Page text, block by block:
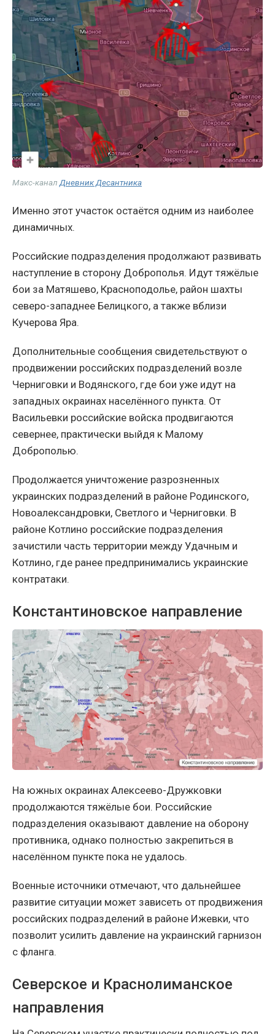
Макс-канал Дневник Десантника
Именно этот участок остаётся одним из наиболее
динамичных.
Российские подразделения продолжают развивать
наступление в сторону Доброполья. Идут тяжёлые
бои за Матяшево, Красноподолье, район шахты
северо-западнее Белицкого, а также вблизи
Кучерова Яра.
Дополнительные сообщения свидетельствуют о
продвижении российских подразделений возле
Черниговки и Водянского, где бои уже идут на
западных окраинах населённого пункта. От
Васильевки российские войска продвигаются
севернее, практически выйдя к Малому
Доброполью.
Продолжается уничтожение разрозненных
украинских подразделений в районе Родинского,
Новоалександровки, Светлого и Черниговки. В
районе Котлино российские подразделения
зачистили часть территории между Удачным и
Котлино, где ранее предпринимались украинские
контратаки.
Константиновское направление
На южных окраинах Алексеево-Дружковки
продолжаются тяжёлые бои. Российские
подразделения оказывают давление на оборону
противника, однако полностью закрепиться в
населённом пункте пока не удалось.
Военные источники отмечают, что дальнейшее
развитие ситуации может зависеть от продвижения
российских подразделений в районе Ижевки, что
позволит усилить давление на украинский гарнизон
с фланга.
Северское и Краснолиманское
направления